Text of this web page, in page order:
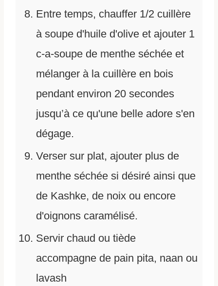
Entre temps, chauffer 1/2 cuillère
à soupe d'huile d'olive et ajouter 1
c-a-soupe de menthe séchée et
mélanger à la cuillère en bois
pendant environ 20 secondes
jusqu’à ce qu'une belle adore s'en
dégage.
Verser sur plat, ajouter plus de
menthe séchée si désiré ainsi que
de Kashke, de noix ou encore
d'oignons caramélisé.
Servir chaud ou tiède
accompagne de pain pita, naan ou
lavash